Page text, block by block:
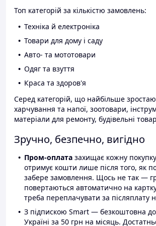
Топ категорій за кількістю замовлень:
Техніка й електроніка
Товари для дому і саду
Авто- та мототовари
Одяг та взуття
Краса та здоров'я
Серед категорій, що найбільше
харчування та напої, зоотовари,
матеріали для ремонту, будівельні
Зручно, безпечно, вигідно
Пром-оплата захищає кожну
отримує кошти лише після того, як
забере замовлення. Щось не так —
повертаються автоматично на
треба переплачувати за післяплату
З підпискою Smart — безкоштовна
Україні за 50 грн на місяць.